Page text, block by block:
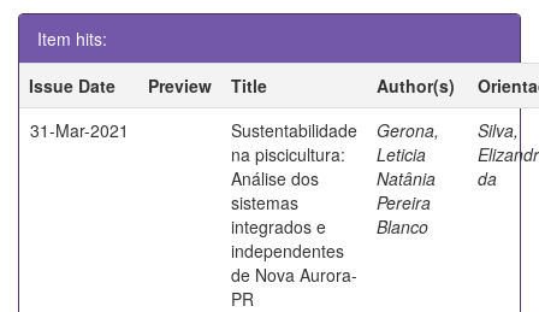
Item hits:
Issue Date
Preview Title Author(s)
31-Mar-2021
Sustentabilidade
na piscicultura:
Análise dos
sistemas
integrados e
independentes
de Nova Aurora-
PR
Gerona,
Leticia
Natânia
Pereira
Blanco
Silva,
da